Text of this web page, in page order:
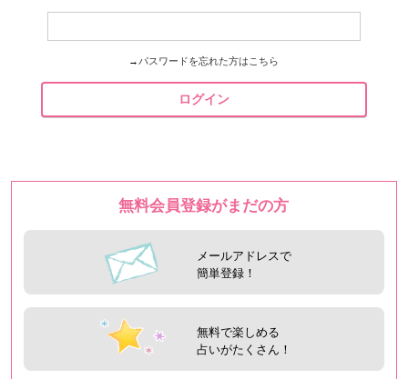
→ パスワードを忘れた方はこちら
ログイン
無料会員登録がまだの方
メールアドレスで
簡単登録！
無料で楽しめる
占いがたくさん！